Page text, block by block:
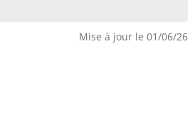
Mise à jour le 01/06/26